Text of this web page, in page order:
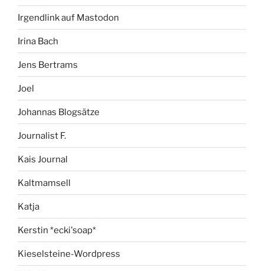
Irgendlink auf Mastodon
Irina Bach
Jens Bertrams
Joel
Johannas Blogsätze
Journalist F.
Kais Journal
Kaltmamsell
Katja
Kerstin *ecki'soap*
Kieselsteine-Wordpress